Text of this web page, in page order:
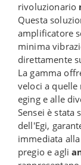
rivoluzionario
Questa
amplificatore
minima
direttamente
La gamma
veloci a
eging e alle
Sensei è stata
dell'Egi,
immediata
pregio e agli